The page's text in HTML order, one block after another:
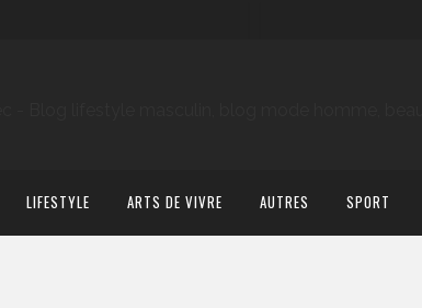
LIFESTYLE ARTS DE VIVRE AUTRES SPORT